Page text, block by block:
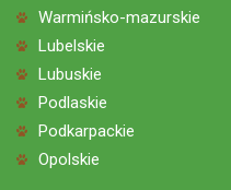
Warmińsko-mazurskie
Lubelskie
Lubuskie
Podlaskie
Podkarpackie
Opolskie